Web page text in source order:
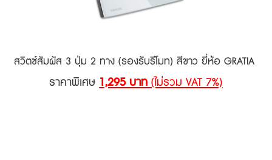
สวิตซ์สัมผัส 3 ปุ่ม 2 ทาง (รองรับรีโมท) สีขาว ยี่ห้อ GRATIA
ราคาพิเศษ1,295 บาท(ไม่รวม VAT 7%)